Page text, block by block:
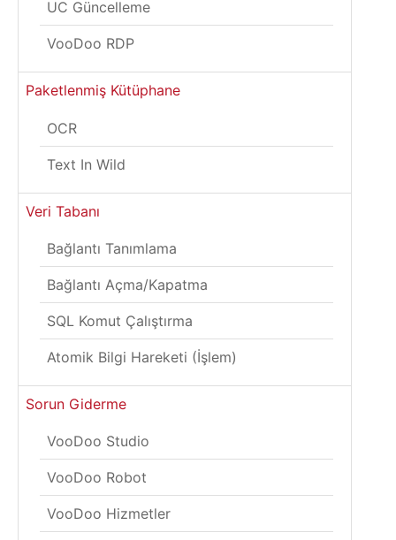
UC Güncelleme
VooDoo RDP
Paketlenmiş Kütüphane
OCR
Text In Wild
Veri Tabanı
Bağlantı Tanımlama
Bağlantı Açma/Kapatma
SQL Komut Çalıştırma
Atomik Bilgi Hareketi (İşlem)
Sorun Giderme
VooDoo Studio
VooDoo Robot
VooDoo Hizmetler